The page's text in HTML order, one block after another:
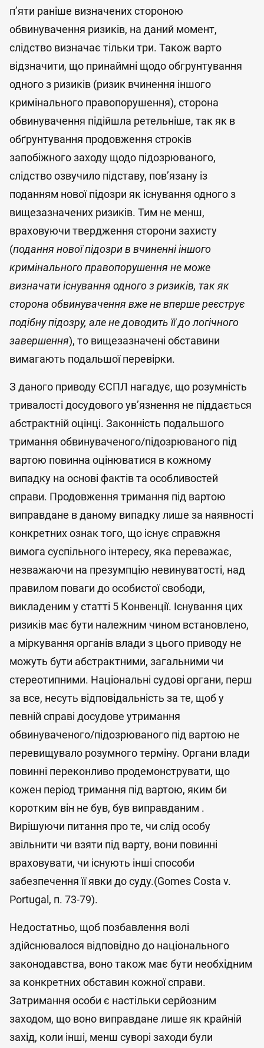
п’яти раніше визначених стороною
обвинувачення ризиків, на даний момент,
слідство визначає тільки три. Також варто
відзначити, що принаймні щодо обгрунтування
одного з ризиків (ризик вчинення іншого
кримінального правопорушення), сторона
обвинувачення підійшла ретельніше, так як в
обґрунтування продовження строків
запобіжного заходу щодо підозрюваного,
слідство озвучило підставу, пов’язану із
поданням нової підозри як існування одного з
вищезазначених ризиків. Тим не менш,
враховуючи твердження сторони захисту
(подання нової підозри в вчиненні іншого
кримінального правопорушення не може
визначати існування одного з ризиків, так як
сторона обвинувачення вже не вперше реєструє
подібну підозру, але не доводить її до логічного
завершення), то вищезазначені обставини
вимагають подальшої перевірки.
З даного приводу ЄСПЛ нагадує, що розумність
тривалості досудового ув’язнення не піддається
абстрактній оцінці. Законність подальшого
тримання обвинуваченого/підозрюваного під
вартою повинна оцінюватися в кожному
випадку на основі фактів та особливостей
справи. Продовження тримання під вартою
виправдане в даному випадку лише за наявності
конкретних ознак того, що існує справжня
вимога суспільного інтересу, яка переважає,
незважаючи на презумпцію невинуватості, над
правилом поваги до особистої свободи,
викладеним у статті 5 Конвенції. Існування цих
ризиків має бути належним чином встановлено,
а міркування органів влади з цього приводу не
можуть бути абстрактними, загальними чи
стереотипними. Національні судові органи, перш
за все, несуть відповідальність за те, щоб у
певній справі досудове утримання
обвинуваченого/підозрюваного під вартою не
перевищувало розумного терміну. Органи влади
повинні переконливо продемонструвати, що
кожен період тримання під вартою, яким би
коротким він не був, був виправданим .
Вирішуючи питання про те, чи слід особу
звільнити чи взяти під варту, вони повинні
враховувати, чи існують інші способи
забезпечення її явки до суду.(Gomes Costa v.
Portugal, п. 73-79).
Недостатньо, щоб позбавлення волі
здійснювалося відповідно до національного
законодавства, воно також має бути необхідним
за конкретних обставин кожної справи.
Затримання особи є настільки серйозним
заходом, що воно виправдане лише як крайній
захід, коли інші, менш суворі заходи були